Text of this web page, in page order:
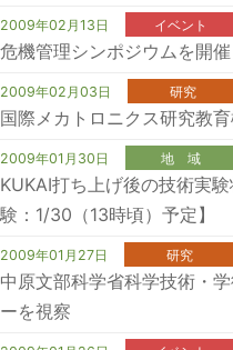
2009年02月13日 イベント
危機管理シンポジウムを開
2009年02月03日 研究
国際メカトロニクス研究教
2009年01月30日 地 域
KUKAI打ち上げ後の技術実
験：1/30（13時頃）予定】
2009年01月27日 研究
中原文部科学省科学技術・
ーを視察